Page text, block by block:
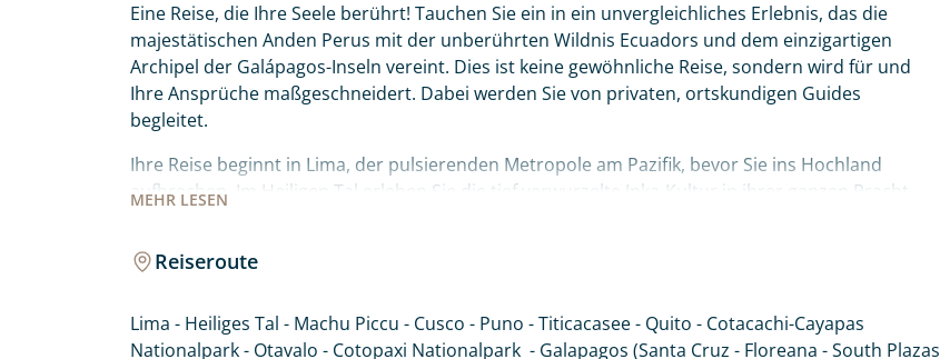
MEHR LESEN
Eine Reise, die Ihre Seele berührt! Tauchen Sie ein in ein unvergleichliches Erlebnis, das die
majestätischen Anden Perus mit der unberührten Wildnis Ecuadors und dem einzigartigen
Archipel der Galápagos-Inseln vereint. Dies ist keine gewöhnliche Reise, sondern wird für und
Ihre Ansprüche maßgeschneidert. Dabei werden Sie von privaten, ortskundigen Guides
begleitet.
Ihre Reise beginnt in Lima, der pulsierenden Metropole am Pazifik, bevor Sie ins Hochland
aufbrechen. Im Heiligen Tal erleben Sie die tief verwurzelte Inka-Kultur in ihrer ganzen Pracht,
der ehemaligen Hauptstadt der Inka, wandeln Sie auf historischen Spuren, umgeben von
einzigartigen schwimmenden Inseln der Uros besuchen und die tiefblaue Weite auf sich wirken
lassen. Von den Anden Perus fliegen Sie nach Quito, Ecuadors faszinierender Hauptstadt und
Reiseroute
Lima - Heiliges Tal - Machu Piccu - Cusco - Puno - Titicacasee - Quito - Cotacachi-Cayapas
Nationalpark - Otavalo - Cotopaxi Nationalpark - Galapagos (Santa Cruz - Floreana - South Plazas